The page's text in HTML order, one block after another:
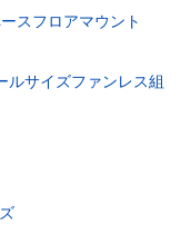
スフロアマウント
ルサイズファンレス組